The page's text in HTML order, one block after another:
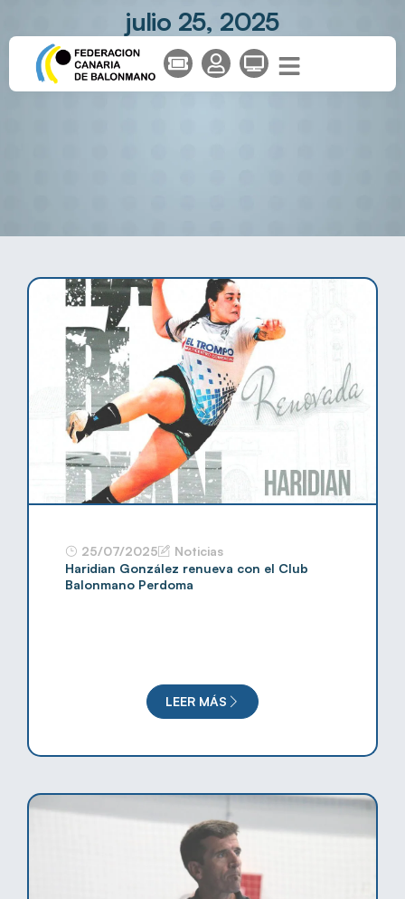
julio 25, 2025
25/07/2025
Noticias
Haridian González renueva con el Club
Balonmano Perdoma
LEER MÁS